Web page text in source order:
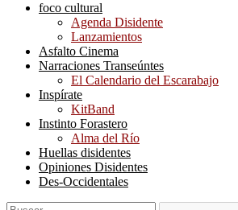
foco cultural
Agenda Disidente
Lanzamientos
Asfalto Cinema
Narraciones Transeúntes
El Calendario del Escarabajo
Inspírate
KitBand
Instinto Forastero
Alma del Río
Huellas disidentes
Opiniones Disidentes
Des-Occidentales